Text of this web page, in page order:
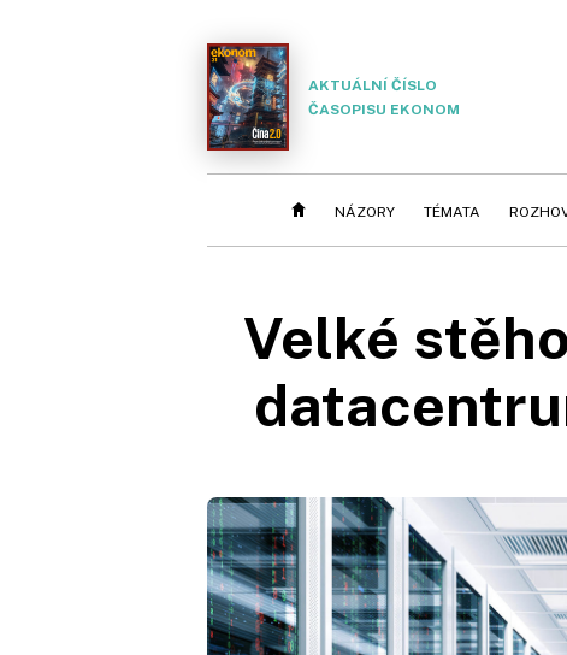
AKTUÁLNÍ ČÍSLO
ČASOPISU EKONOM
NÁZORY TÉMATA
Velké